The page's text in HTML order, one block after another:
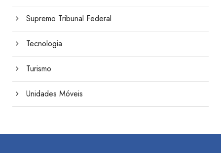
Supremo Tribunal Federal
Tecnologia
Turismo
Unidades Móveis